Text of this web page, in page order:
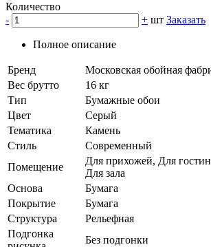
Количество
-
+ шт Заказать
Полное описание
Бренд
Московская обойная
Вес брутто
16 кг
Тип
Бумажные обои
Цвет
Серый
Тематика
Камень
Стиль
Современный
Помещение
Для прихожей, Для
Для зала
Основа
Бумага
Покрытие
Бумага
Структура
Рельефная
Подгонка
Без подгонки